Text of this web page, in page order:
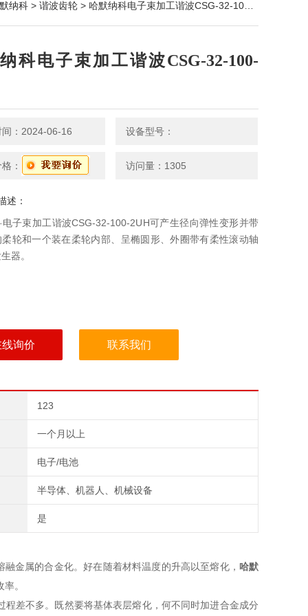
纳科 > 谐波齿轮 > 哈默纳科电子束加工谐波CSG-32-100-2UH
科电子束加工谐波CSG-32-100-
间：2024-06-16 设备型号：
： 访问量：1305
述：
子束加工谐波CSG-32-100-2UH可产生径向弹性变形并带
轮和一个装在柔轮内部、呈椭圆形、外圈带有柔性滚动轴
器。
询价 联系我们
123
一个月以上
电子/电池
半导体、机器人、机械设备
是
金属的合金化。好在随着材料温度的升高以至熔化， 哈默
。
差不多。既然要将基体表层熔化，何不同时加进合金成分